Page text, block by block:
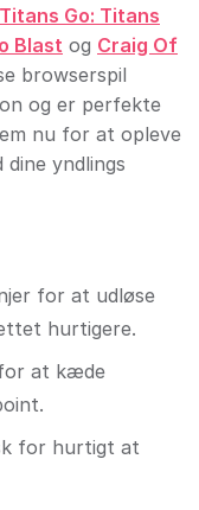
Go: Titans
Blast og Craig Of
browserspil
og er perfekte
nu for at opleve
yndlings
for at udløse
hurtigere.
at kæde
for hurtigt at